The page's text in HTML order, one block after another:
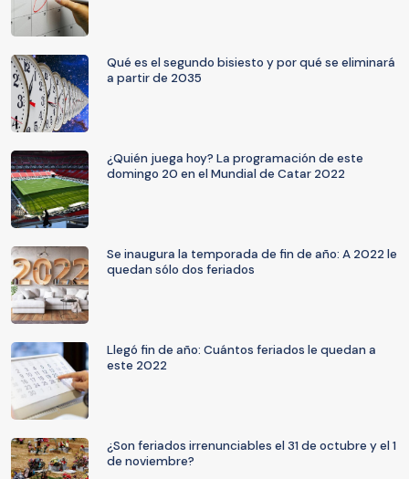
Qué es el segundo bisiesto y por qué se eliminará
a partir de 2035
¿Quién juega hoy? La programación de este
domingo 20 en el Mundial de Catar 2022
Se inaugura la temporada de fin de año: A 2022 le
quedan sólo dos feriados
Llegó fin de año: Cuántos feriados le quedan a
este 2022
¿Son feriados irrenunciables el 31 de octubre y el 1
de noviembre?